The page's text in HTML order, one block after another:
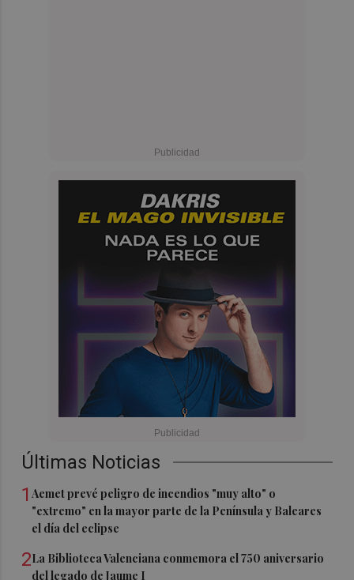
Últimas Noticias
1Aemet prevé peligro de incendios "muy alto" o
"extremo" en la mayor parte de la Península y Baleares
el día del eclipse
2La Biblioteca Valenciana conmemora el 750 aniversario
del legado de Jaume I